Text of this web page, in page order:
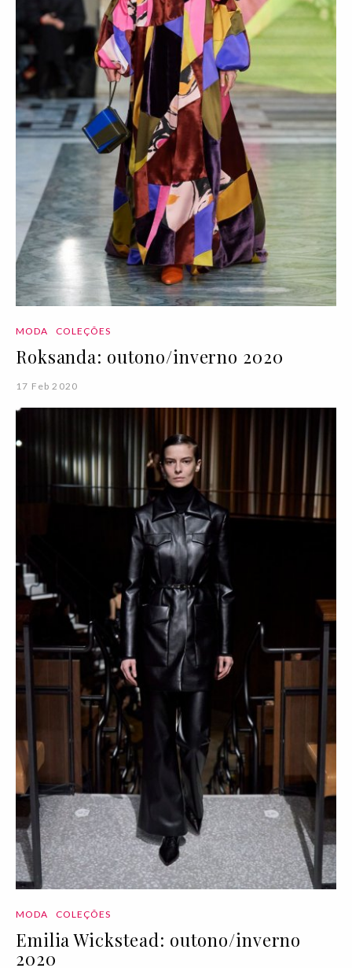
MODA COLEÇÕES
Roksanda: outono/inverno 2020
17 Feb 2020
MODA COLEÇÕES
Emilia Wickstead: outono/inverno
2020